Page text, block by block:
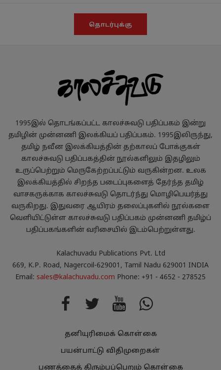
தொடர்புக்கு
1995இல் தொடங்கப்பட்ட காலச்சுவடு பதிப்பகம் இன்று
தமிழின் முன்னணி இலக்கியப் பதிப்பகம். 1995இலிருந்து,
தமிழ் நவீன இலக்கியத்தின் தற்காலப் போக்குகள்
காலச்சுவடு பதிப்பகத்தின் நூல்களிலும் இதழிலும்
உருப்பெற்றும் மெருகேற்றப்பட்டும் வருகின்றன. உலக
இலக்கியத்தில் சிறந்த படைப்புகளைத் தேர்ந்த தமிழ்
வாசகருக்காக காலச்சுவடு தொடர்ந்து மொழிபெயர்த்து
வருகிறது. இதுவரை ஆயிரம் தலைப்புகளில் நூல்களை
வெளியிட்டுள்ள காலச்சுவடு பதிப்பகம் முன்னணி தமிழ்ப்
பதிப்பகங்களின் வரிசையில் இடம்பெற்றுள்ளது.
Kalachuvadu Publications Pvt. Ltd
669, K.P. Road, Nagercoil-629001, Tamil Nadu 629001 INDIA
Email: sales@kalachuvadu.com Phone: +91 - 4652 - 278525
தனியுரிமைக் கொள்கை
பயன்பாட்டு விதிமுறைகள்
பணத்தைத் திரும்பப்பெறும் கொள்கை